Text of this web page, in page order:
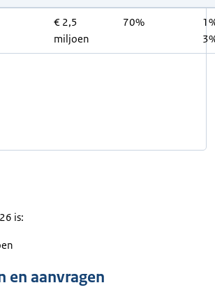
€ 2,5
miljoen
70%
is:
en aanvragen